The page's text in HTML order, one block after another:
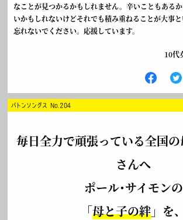
なことが見つかるかもしれません。辛いこともある
いかもしれないけどそれでも積み重ねることが大事
忘れないでください。応援しています。
10
バトンソングス No.204
毎日全力で頑張っている全国
さんへ
ポール･サイモンの
「母と子の絆 」を、